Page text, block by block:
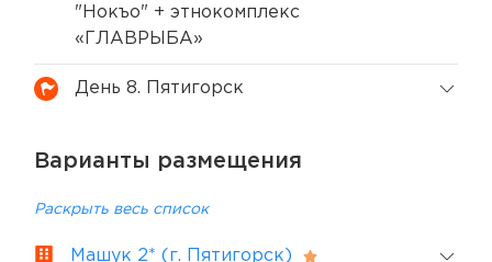
"Нокъо" + этнокомплекс
«ГЛАВРЫБА»
День 8. Пятигорск
Варианты размещения
Раскрыть весь список
Машук 2* (г. Пятигорск)